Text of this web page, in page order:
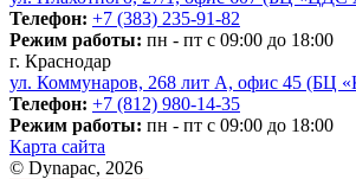
Телефон: +7 (383) 235-91-82
Режим работы: пн - пт с 09:00 до 18:00
г. Краснодар
ул. Коммунаров, 268 лит А, офис 45 (БЦ
Телефон: +7 (812) 980-14-35
Режим работы: пн - пт с 09:00 до 18:00
Карта сайта
© Dynapac, 2026